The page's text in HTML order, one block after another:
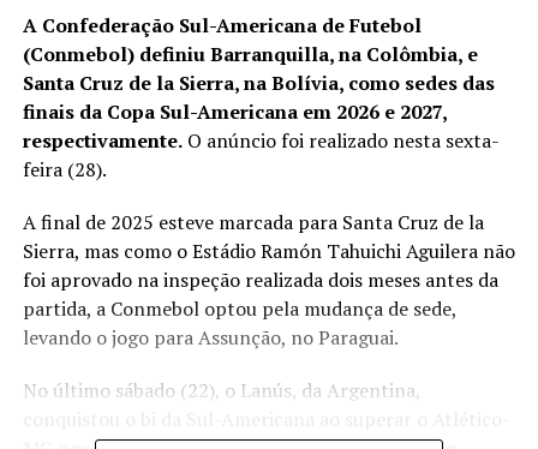
A Confederação Sul-Americana de Futebol
(Conmebol) definiu Barranquilla, na Colômbia, e
Santa Cruz de la Sierra, na Bolívia, como sedes das
finais da Copa Sul-Americana em 2026 e 2027,
respectivamente.O anúncio foi realizado nesta sexta-
feira (28).
A final de 2025 esteve marcada para Santa Cruz de la
Sierra, mas como o Estádio Ramón Tahuichi Aguilera não
foi aprovado na inspeção realizada dois meses antes da
partida, a Conmebol optou pela mudança de sede,
levando o jogo para Assunção, no Paraguai.
No último sábado (22), o Lanús, da Argentina,